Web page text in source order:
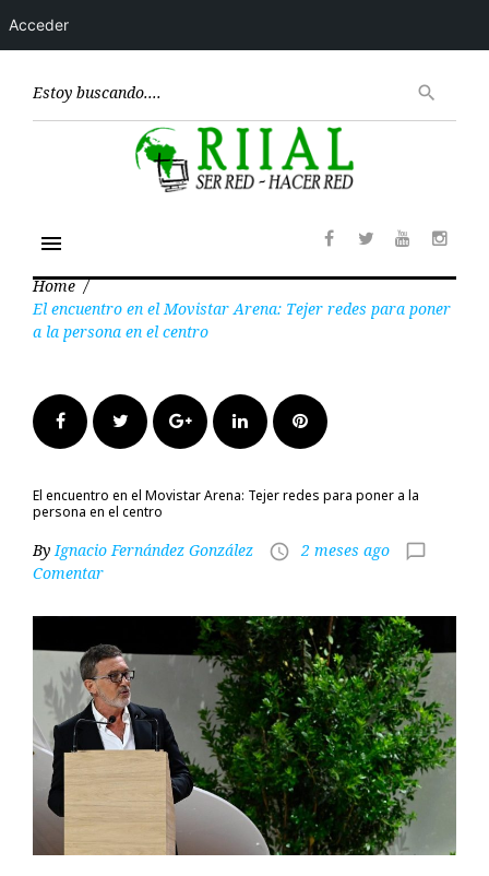
search
menu
Home /
El encuentro en el Movistar Arena: Tejer redes para poner
a la persona en el centro
FacebookTwitter Google+LinkedInPinterest
El encuentro en el Movistar Arena: Tejer redes para poner a la
persona en el centro
ByIgnacio Fernández González access_time 2 meses ago chat_bubble_outline
Comentar
Acceder